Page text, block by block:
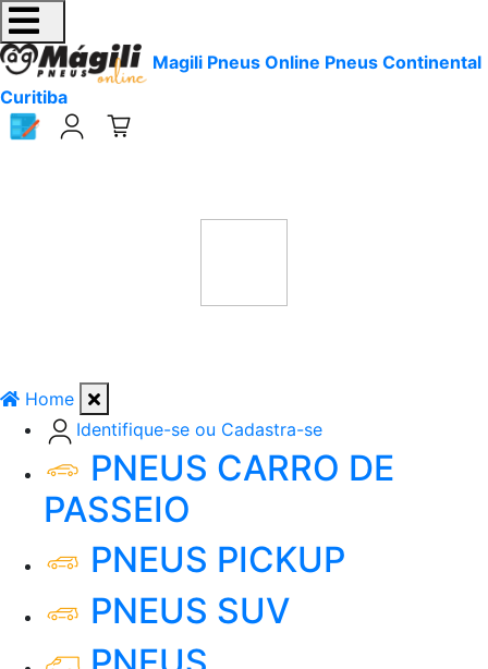
Magili Pneus Online Pneus Continental
Curitiba
Home
Identifique-se ou Cadastra-se
PNEUS CARRO DE
PASSEIO
PNEUS PICKUP
PNEUS SUV